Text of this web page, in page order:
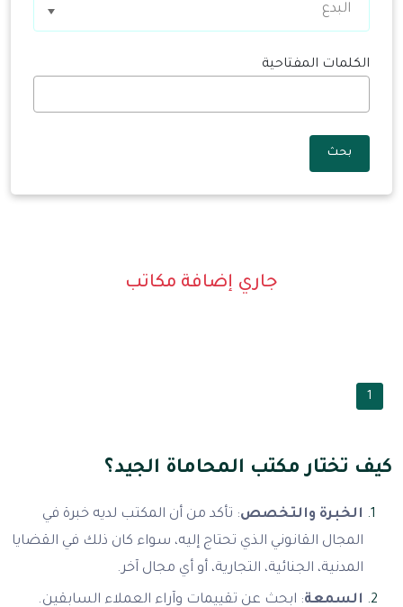
البدع
الكلمات المفتاحية
بحث
جاري إضافة مكاتب
1
كيف تختار مكتب المحاماة الجيد؟
الخبرة والتخصص: تأكد من أن المكتب لديه خبرة في
المجال القانوني الذي تحتاج إليه، سواء كان ذلك في القضايا
المدنية، الجنائية، التجارية، أو أي مجال آخر.
السمعة: ابحث عن تقييمات وآراء العملاء السابقين.